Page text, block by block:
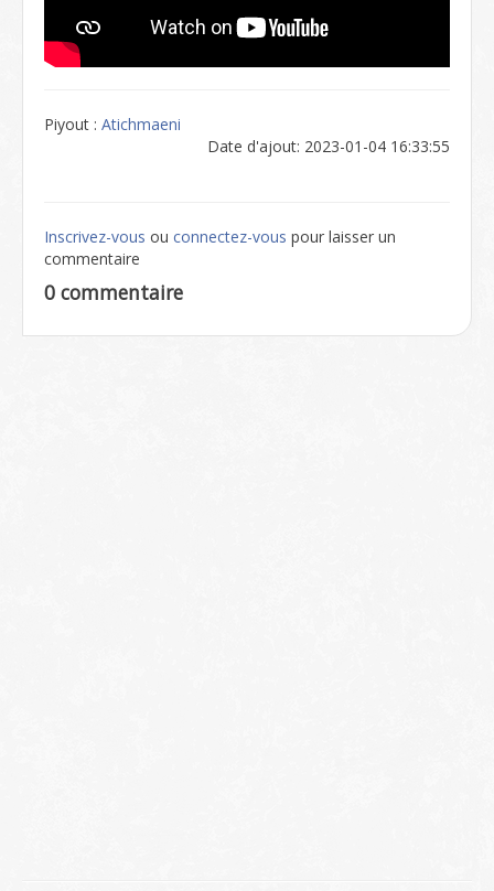
Piyout : Atichmaeni
Date d'ajout: 2023-01-04 16:33:55
Inscrivez-vous ou connectez-vous pour laisser un
commentaire
0 commentaire